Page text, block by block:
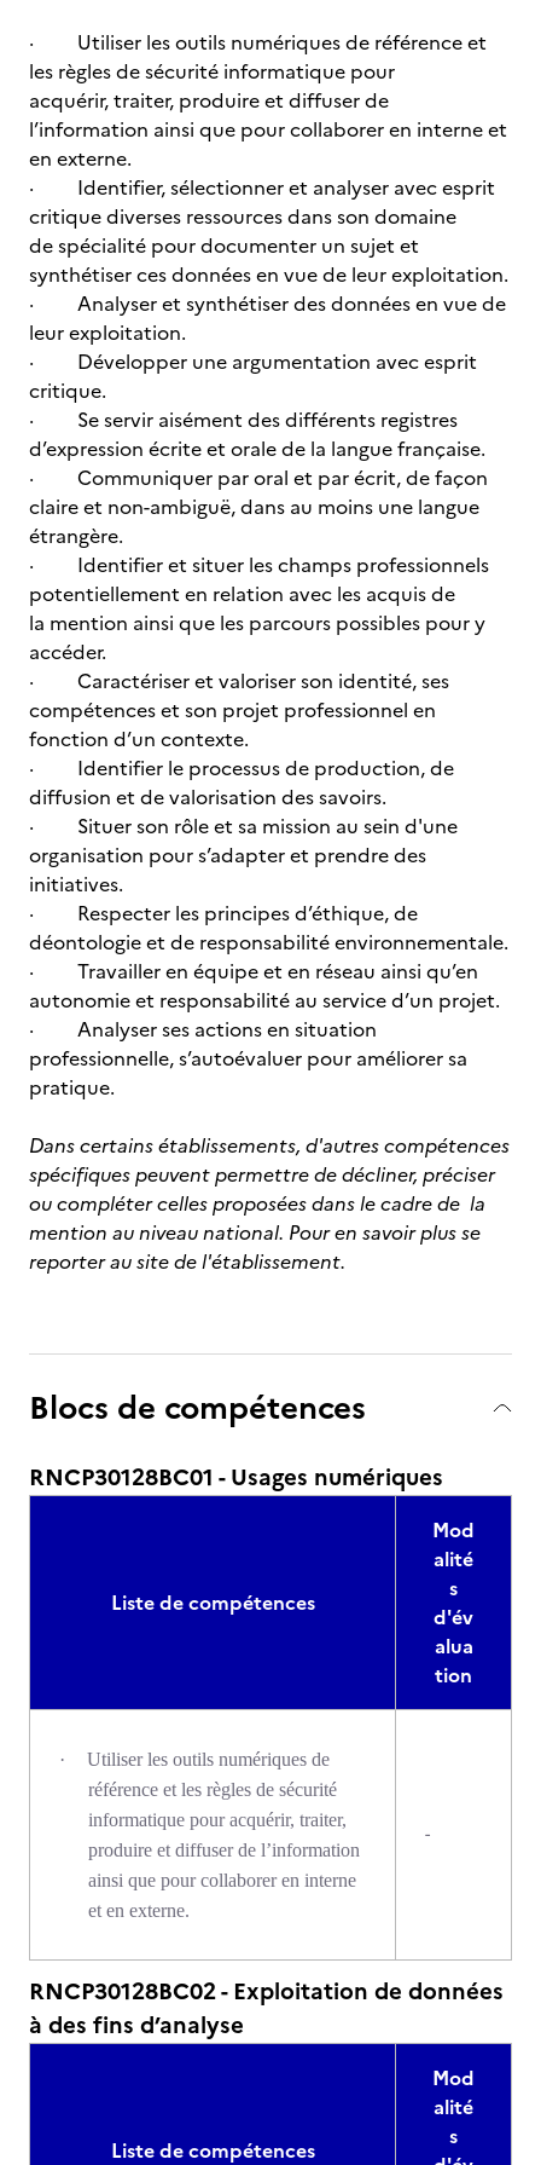
· Utiliser les outils numériques de référence et
les règles de sécurité informatique pour
acquérir, traiter, produire et diffuser de
l’information ainsi que pour collaborer en interne et
en externe.
· Identifier, sélectionner et analyser avec esprit
critique diverses ressources dans son domaine
de spécialité pour documenter un sujet et
synthétiser ces données en vue de leur exploitation.
· Analyser et synthétiser des données en vue de
leur exploitation.
· Développer une argumentation avec esprit
critique.
· Se servir aisément des différents registres
d’expression écrite et orale de la langue française.
· Communiquer par oral et par écrit, de façon
claire et non-ambiguë, dans au moins une langue
étrangère.
· Identifier et situer les champs professionnels
potentiellement en relation avec les acquis de
la mention ainsi que les parcours possibles pour y
accéder.
· Caractériser et valoriser son identité, ses
compétences et son projet professionnel en
fonction d’un contexte.
· Identifier le processus de production, de
diffusion et de valorisation des savoirs.
· Situer son rôle et sa mission au sein d'une
organisation pour s’adapter et prendre des
initiatives.
· Respecter les principes d’éthique, de
déontologie et de responsabilité environnementale.
· Travailler en équipe et en réseau ainsi qu’en
autonomie et responsabilité au service d’un projet.
· Analyser ses actions en situation
professionnelle, s’autoévaluer pour améliorer sa
pratique.
Dans certains établissements, d'autres compétences
spécifiques peuvent permettre de décliner, préciser
ou compléter celles proposées dans le cadre de la
mention au niveau national. Pour en savoir plus se
reporter au site de l'établissement.
Blocs de compétences
RNCP30128BC01 - Usages numériques
Liste de compétences
Mod
alité
s
d'év
alua
tion
·
Utiliser les outils numériques de
référence et les règles de sécurité
informatique pour acquérir, traiter,
produire et diffuser de l’information
ainsi que pour collaborer en interne
et en externe.
-
RNCP30128BC02 - Exploitation de données
à des fins d’analyse
Liste de compétences
Mod
alité
s